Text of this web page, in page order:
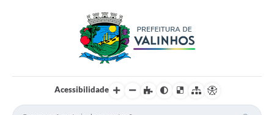
Acessibilidade